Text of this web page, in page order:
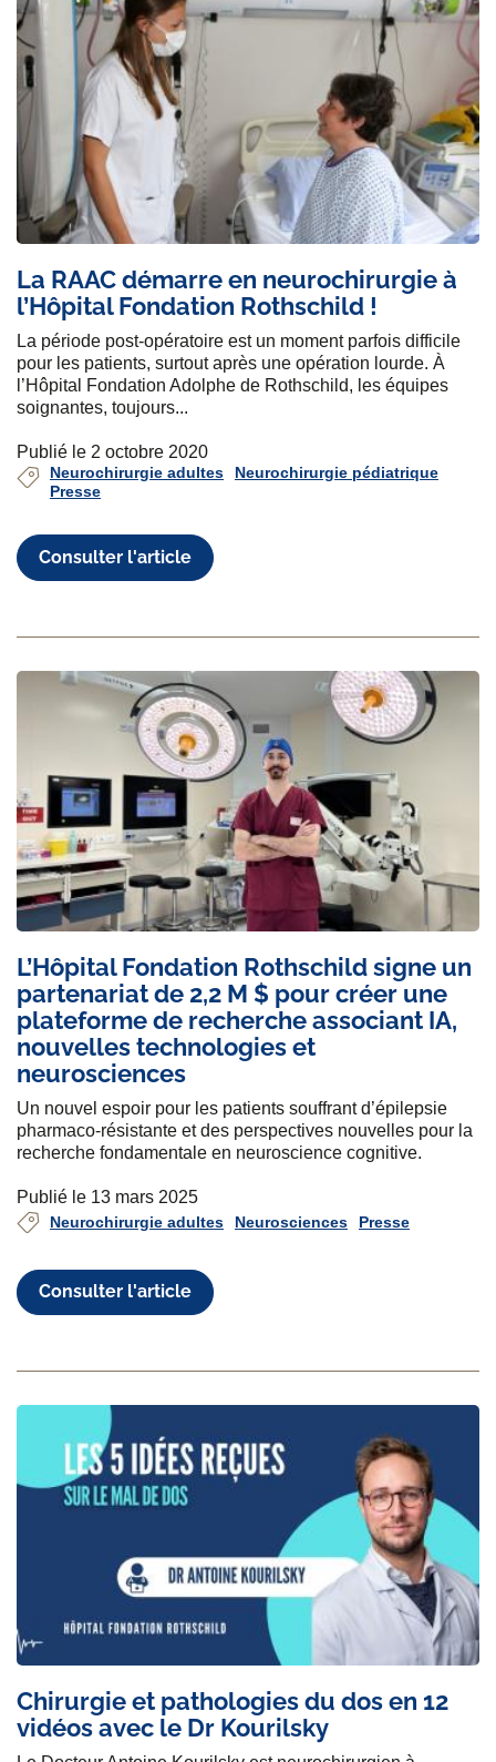
La RAAC démarre en neurochirurgie à
l’Hôpital Fondation Rothschild !
La période post-opératoire est un moment parfois difficile
pour les patients, surtout après une opération lourde. À
l’Hôpital Fondation Adolphe de Rothschild, les équipes
soignantes, toujours...
Publié le 2 octobre 2020
Neurochirurgie adultes
Neurochirurgie pédiatrique
Presse
Consulter l'article
L’Hôpital Fondation Rothschild signe un
partenariat de 2,2 M $ pour créer une
plateforme de recherche associant IA,
nouvelles technologies et
neurosciences
Un nouvel espoir pour les patients souffrant d’épilepsie
pharmaco-résistante et des perspectives nouvelles pour la
recherche fondamentale en neuroscience cognitive.
Publié le 13 mars 2025
Neurochirurgie adultes Neurosciences Presse
Consulter l'article
Chirurgie et pathologies du dos en 12
vidéos avec le Dr Kourilsky